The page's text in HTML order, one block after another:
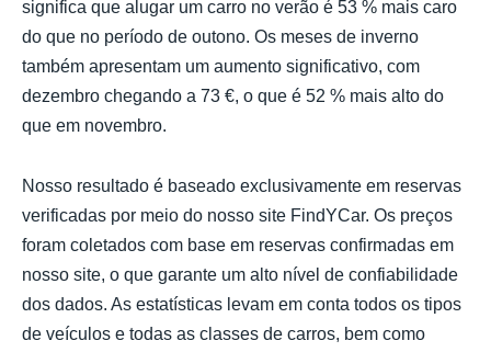
significa que alugar um carro no verão é 53 % mais caro
do que no período de outono. Os meses de inverno
também apresentam um aumento significativo, com
dezembro chegando a 73 €, o que é 52 % mais alto do
que em novembro.
Nosso resultado é baseado exclusivamente em reservas
verificadas por meio do nosso site FindYCar. Os preços
foram coletados com base em reservas confirmadas em
nosso site, o que garante um alto nível de confiabilidade
dos dados. As estatísticas levam em conta todos os tipos
de veículos e todas as classes de carros, bem como